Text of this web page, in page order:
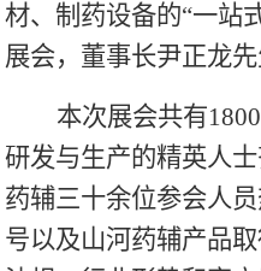
材、制药设备的“一站
展会，董事长尹正龙
本次展会共有1800
研发与生产的精英人
药辅三十余位参会人
号以及山河药辅产品